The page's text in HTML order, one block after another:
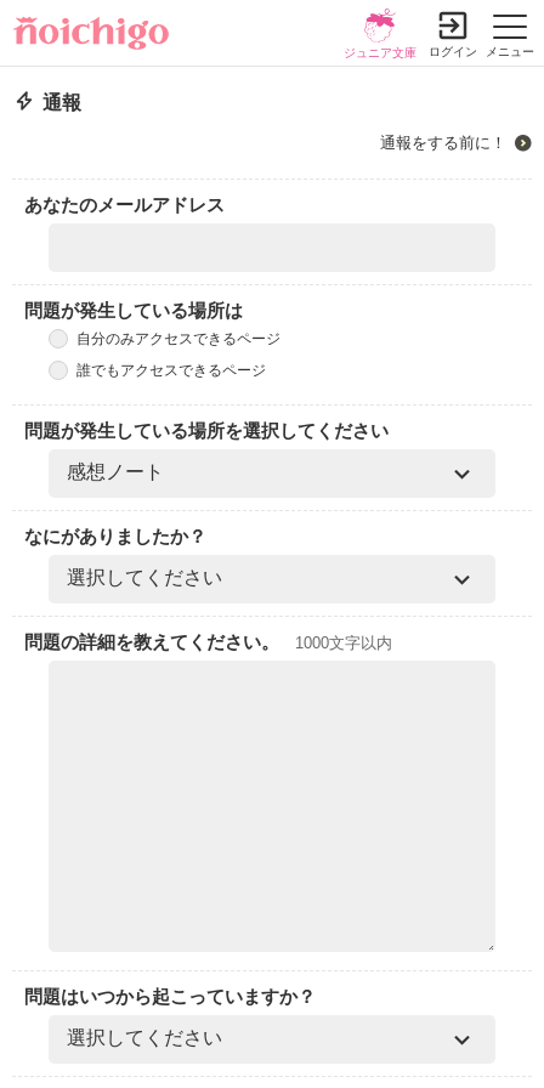
メニュー
ジュニア文庫 ログイン
通報
通報をする前に！
あなたのメールアドレス
問題が発生している場所は
自分のみアクセスできるページ
誰でもアクセスできるページ
問題が発生している場所を選択してください
なにがありましたか？
問題の詳細を教えてください。 1000文字以内
問題はいつから起こっていますか？